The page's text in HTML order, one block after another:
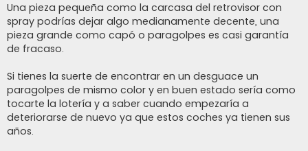
Una pieza pequeña como la carcasa del retrovisor con
spray podrías dejar algo medianamente decente, una
pieza grande como capó o paragolpes es casi garantía
de fracaso.
Si tienes la suerte de encontrar en un desguace un
paragolpes de mismo color y en buen estado sería como
tocarte la lotería y a saber cuando empezaría a
deteriorarse de nuevo ya que estos coches ya tienen sus
años.